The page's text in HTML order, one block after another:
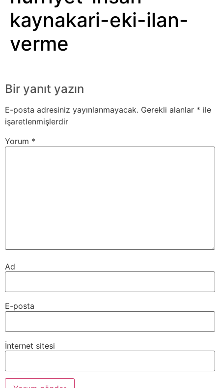
kaynakari-eki-ilan-
verme
Bir yanıt yazın
E-posta adresiniz yayınlanmayacak. Gerekli alanlar * ile
işaretlenmişlerdir
Yorum *
Ad
E-posta
İnternet sitesi